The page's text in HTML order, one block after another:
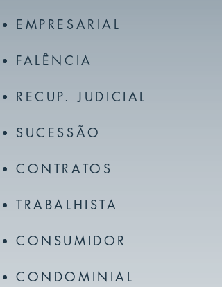
EMPRESARIAL
FALÊNCIA
RECUP. JUDICIAL
SUCESSÃO
CONTRATOS
TRABALHISTA
CONSUMIDOR
CONDOMINIAL